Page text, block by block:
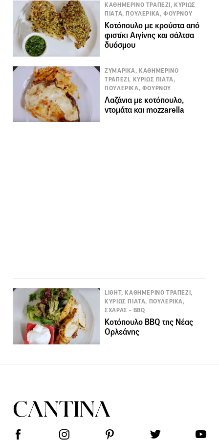
ΚΑΘΗΜΕΡΙΝΟ ΤΡΑΠΕΖΙ, ΚΥΡΙΩΣ
ΠΙΑΤΑ, ΠΟΥΛΕΡΙΚΑ, ΦΟΥΡΝΟΥ
Κοτόπουλο με κρούστα από
φιστίκι Αιγίνης και σάλτσα
δυόσμου
ΖΥΜΑΡΙΚΑ, ΚΑΘΗΜΕΡΙΝΟ
ΤΡΑΠΕΖΙ, ΚΥΡΙΩΣ ΠΙΑΤΑ,
ΠΟΥΛΕΡΙΚΑ, ΦΟΥΡΝΟΥ
Λαζάνια με κοτόπουλο,
ντομάτα και mozzarella
LIGHT, ΚΑΘΗΜΕΡΙΝΟ ΤΡΑΠΕΖΙ,
ΚΥΡΙΩΣ ΠΙΑΤΑ, ΠΟΥΛΕΡΙΚΑ,
ΣΧΑΡΑΣ - BBQ
Κοτόπουλο BBQ της Νέας
Ορλεάνης